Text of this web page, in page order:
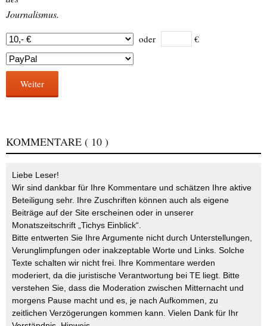
Journalismus.
oder €
Weiter
KOMMENTARE ( 10 )
Liebe Leser!
Wir sind dankbar für Ihre Kommentare und schätzen Ihre aktive
Beteiligung sehr. Ihre Zuschriften können auch als eigene
Beiträge auf der Site erscheinen oder in unserer
Monatszeitschrift „Tichys Einblick“.
Bitte entwerten Sie Ihre Argumente nicht durch Unterstellungen,
Verunglimpfungen oder inakzeptable Worte und Links. Solche
Texte schalten wir nicht frei. Ihre Kommentare werden
moderiert, da die juristische Verantwortung bei TE liegt. Bitte
verstehen Sie, dass die Moderation zwischen Mitternacht und
morgens Pause macht und es, je nach Aufkommen, zu
zeitlichen Verzögerungen kommen kann. Vielen Dank für Ihr